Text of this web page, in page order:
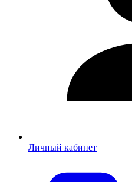
Личный кабинет